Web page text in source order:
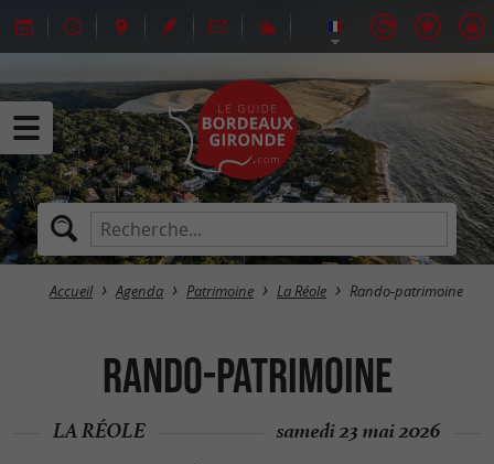
Accueil Agenda Patrimoine La Réole Rando-patrimoine
Rando-patrimoine
LA RÉOLE samedi 23 mai 2026